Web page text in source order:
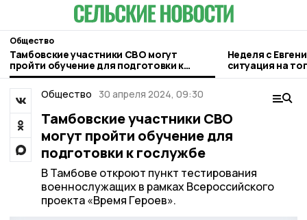
Общество
Тамбовские участники СВО могут
пройти обучение для подготовки к
гослужбе
Неделя с
ситуация на
городе и
Общество
30 апреля 2024, 09:30
Тамбовские участники СВО
могут пройти обучение для
подготовки к гослужбе
В Тамбове откроют пункт тестирования
военнослужащих в рамках Всероссийского
проекта «Время Героев».